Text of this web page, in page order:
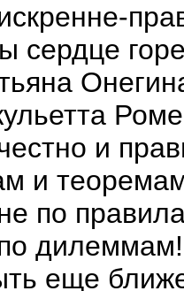
сердце
и
и
по
дилеммам!
еще